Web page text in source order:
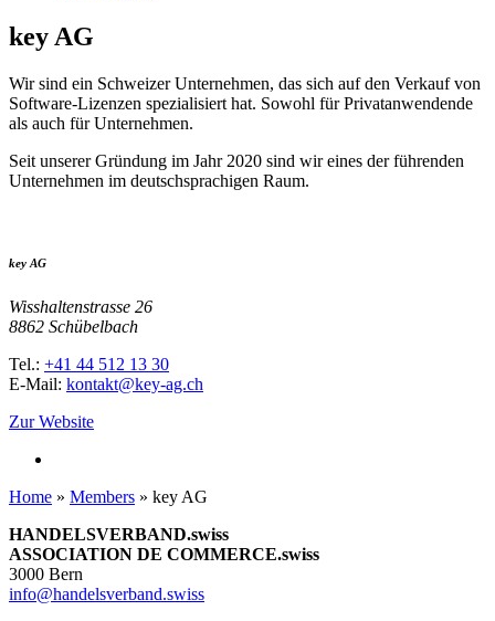
key AG
Wir sind ein Schweizer Unternehmen, das sich auf den Verkauf von
Software-Lizenzen spezialisiert hat. Sowohl für Privatanwendende
als auch für Unternehmen.
Seit unserer Gründung im Jahr 2020 sind wir eines der führenden
Unternehmen im deutschsprachigen Raum.
key AG
Wisshaltenstrasse 26
8862 Schübelbach
Tel.: +41 44 512 13 30
E-Mail: kontakt@key-ag.ch
Zur Website
Home » Members » key AG
HANDELSVERBAND.swiss
ASSOCIATION DE COMMERCE.swiss
3000 Bern
info@handelsverband.swiss